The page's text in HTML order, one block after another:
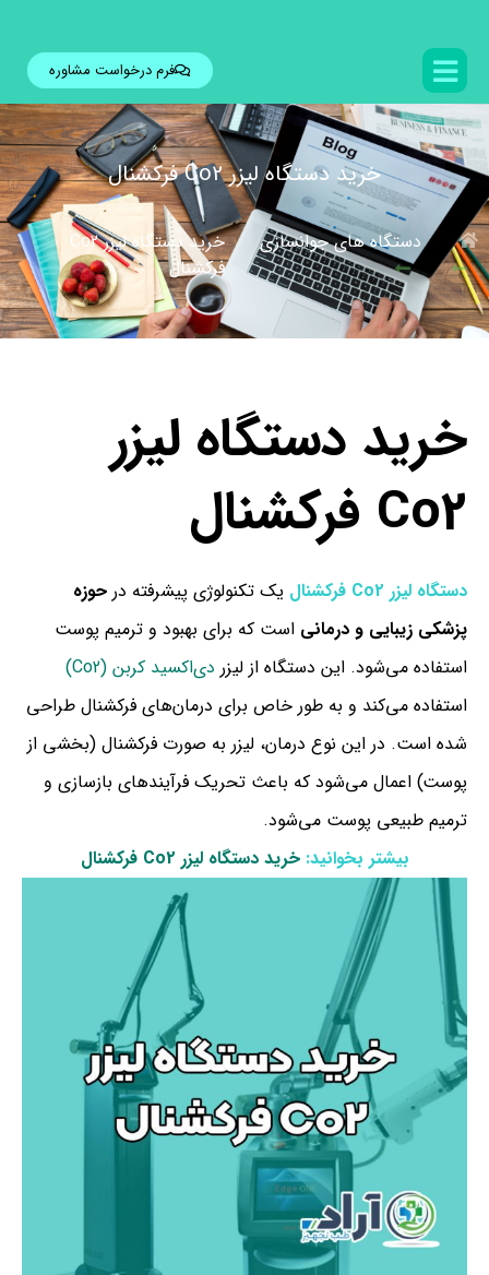
فرم درخواست مشاوره
خرید دستگاه لیزر Co2 فرکشنال
دستگاه های جوانسازی
خرید دستگاه لیزر Co2
فرکشنال
خرید دستگاه لیزر
Co2 فرکشنال
دستگاه لیزر Co2 فرکشنال یک تکنولوژی پیشرفته در حوزه
پزشکی زیبایی و درمانی است که برای بهبود و ترمیم پوست
استفاده می‌شود. این دستگاه از لیزر دی‌اکسید کربن (Co2)
استفاده می‌کند و به طور خاص برای درمان‌های فرکشنال طراحی
شده است. در این نوع درمان، لیزر به صورت فرکشنال (بخشی از
پوست) اعمال می‌شود که باعث تحریک فرآیندهای بازسازی و
ترمیم طبیعی پوست می‌شود.
بیشتر بخوانید:خرید دستگاه لیزر Co2 فرکشنال